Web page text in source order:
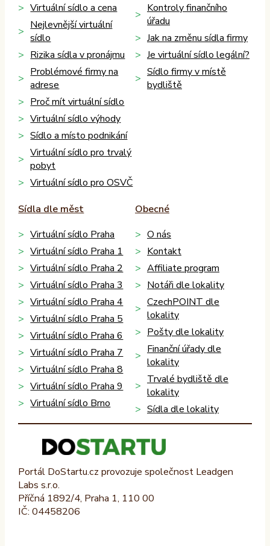
Virtuální sídlo a cena
Nejlevnější virtuální
sídlo
Rizika sídla v pronájmu
Problémové firmy na
adrese
Proč mít virtuální sídlo
Virtuální sídlo výhody
Sídlo a místo podnikání
Virtuální sídlo pro trvalý
pobyt
Virtuální sídlo pro OSVČ
Kontroly finančního
úřadu
Jak na změnu sídla firmy
Je virtuální sídlo legální?
Sídlo firmy v místě
bydliště
Sídla dle měst
Virtuální sídlo Praha
Virtuální sídlo Praha 1
Virtuální sídlo Praha 2
Virtuální sídlo Praha 3
Virtuální sídlo Praha 4
Virtuální sídlo Praha 5
Virtuální sídlo Praha 6
Virtuální sídlo Praha 7
Virtuální sídlo Praha 8
Virtuální sídlo Praha 9
Virtuální sídlo Brno
Obecné
O nás
Kontakt
Affiliate program
Notáři dle lokality
CzechPOINT dle
lokality
Pošty dle lokality
Finanční úřady dle
lokality
Trvalé bydliště dle
lokality
Sídla dle lokality
Portál DoStartu.cz provozuje společnost Leadgen
Labs s.r.o.
Příčná 1892/4, Praha 1, 110 00
IČ: 04458206